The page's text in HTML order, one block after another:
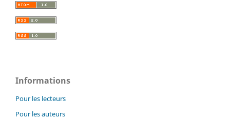
Informations
Pour les lecteurs
Pour les auteurs